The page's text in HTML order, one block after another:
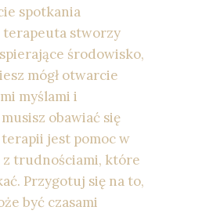
spotkania
stworzy
środowisko,
mógł otwarcie
myślami i
obawiać się
jest pomoc w
trudnościami, które
Przygotuj się na to,
być czasami